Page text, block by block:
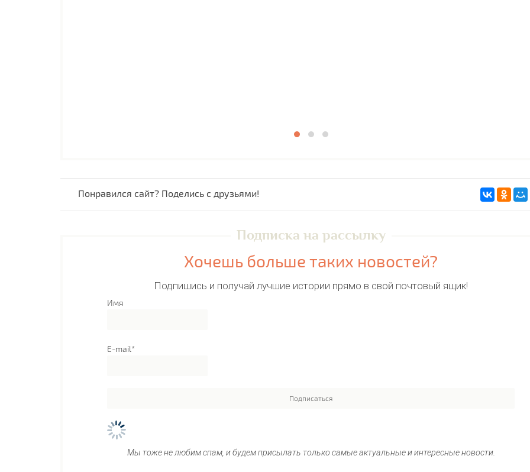
Понравился сайт? Поделись с друзьями!
Подписка на рассылку
Хочешь больше таких новостей?
Подпишись и получай лучшие истории прямо в свой почтовый ящик!
Имя
E-mail*
Мы тоже не любим спам, и будем присылать только самые актуальные и интересные новости.